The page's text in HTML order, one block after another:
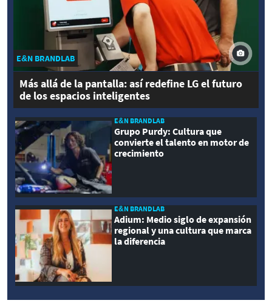
E&N BRANDLAB
Más allá de la pantalla: así redefine LG el futuro
de los espacios inteligentes
E&N BRANDLAB
Grupo Purdy: Cultura que
convierte el talento en motor de
crecimiento
E&N BRANDLAB
Adium: Medio siglo de expansión
regional y una cultura que marca
la diferencia